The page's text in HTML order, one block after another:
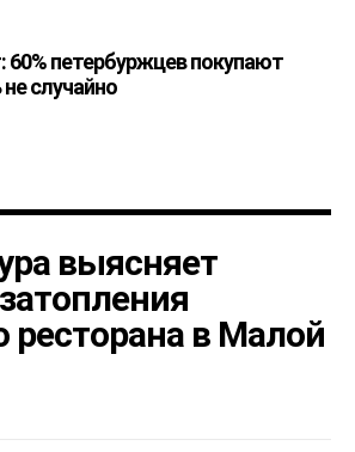
петербуржцев покупают
случайно
выясняет
ресторана в Малой